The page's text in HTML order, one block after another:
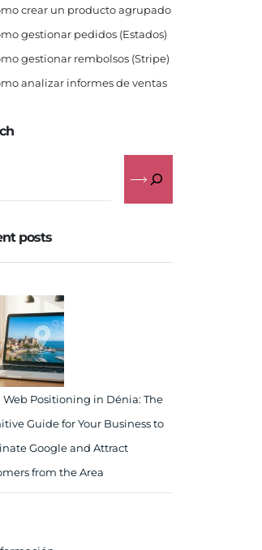
crear un producto agrupado
gestionar pedidos (Estados)
gestionar rembolsos (Stripe)
analizar informes de ventas
posts
Web Positioning in Dénia: The
Guide for Your Business to
Google and Attract
from the Area